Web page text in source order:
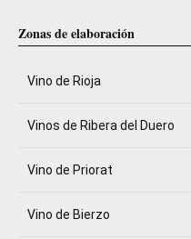
Zonas de elaboración
Vino de Rioja
Vinos de Ribera del Duero
Vino de Priorat
Vino de Bierzo